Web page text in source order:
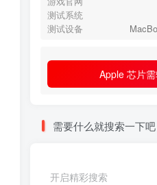
测试系统
测试设备
Apple 芯片
需要什么就搜索一下吧
开启精彩搜索